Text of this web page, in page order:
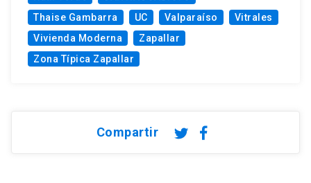
Thaise Gambarra
UC Valparaíso
Vitrales
Vivienda Moderna
Zapallar
Zona Típica Zapallar
Compartir